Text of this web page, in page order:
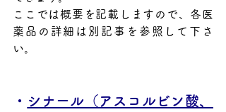
ここでは概要を記載しますので、各医
薬品の詳細は別記事を参照して下さ
い。
・ シナール（アスコルビン酸、